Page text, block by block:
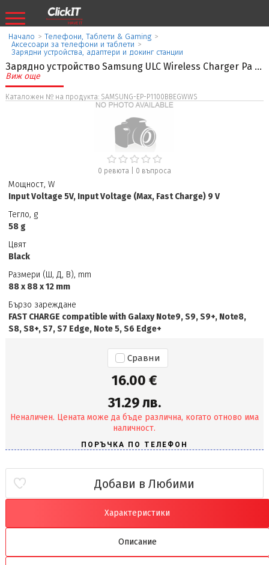
Начало > Телефони, Таблети & Gaming >
Аксесоари за телефони и таблети >
Зарядни устройства, адаптери и докинг станции
Зарядно устройство Samsung ULC Wireless Charger Pa ...
Виж още
Каталожен № на продукта: SAMSUNG-EP-P1100BBEGWWS
0 ревюта| 0 въпроса
Мощност, W
Input Voltage 5V, Input Voltage (Max, Fast Charge) 9 V
Тегло, g
58 g
Цвят
Black
Размери (Ш, Д, В), mm
88 x 88 x 12 mm
Бързо зареждане
FAST CHARGE compatible with Galaxy Note9, S9, S9+, Note8,
S8, S8+, S7, S7 Edge, Note 5, S6 Edge+
Сравни
16.00 €
31.29 лв.
Неналичен. Цената може да бъде различна, когато отново има
наличност.
Добави в Любими
Характеристики
Описание